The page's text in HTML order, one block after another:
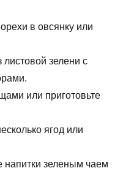
в овсянку или
листовой зелени с
или приготовьте
ягод или
напитки зеленым чаем